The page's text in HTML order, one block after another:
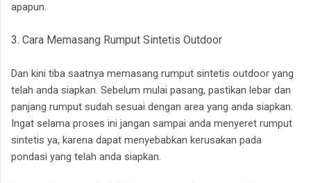
apapun.
3. Cara Memasang Rumput Sintetis Outdoor
Dan kini tiba saatnya memasang rumput sintetis outdoor yang
telah anda siapkan. Sebelum mulai pasang, pastikan lebar dan
panjang rumput sudah sesuai dengan area yang anda siapkan.
Ingat selama proses ini jangan sampai anda menyeret rumput
sintetis ya, karena dapat menyebabkan kerusakan pada
pondasi yang telah anda siapkan.